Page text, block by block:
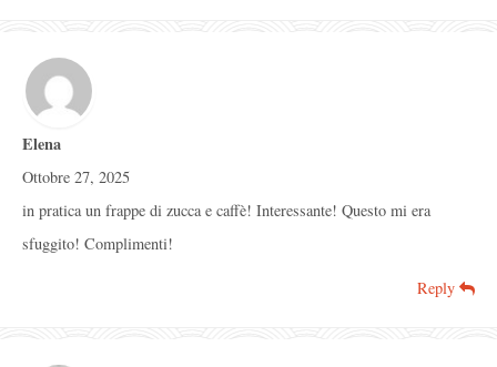
Elena
Ottobre 27, 2025
in pratica un frappe di zucca e caffè! Interessante! Questo mi era
sfuggito! Complimenti!
Reply